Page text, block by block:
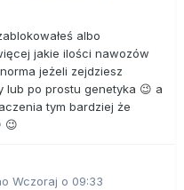
albo
jakie ilości nawozów
jeżeli zejdziesz
lub po prostu genetyka 😉 a
tym bardziej że
😉
Wczoraj o 09:33